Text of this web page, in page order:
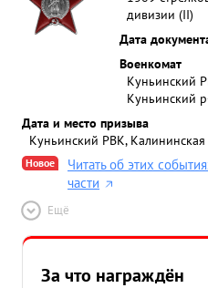
дивизии (II)
Дата
Военкомат
Куньинский
Куньинский
Дата и место призыва
Куньинский РВК,
Новое
Читать об этих
части
Ещё
За что награждён